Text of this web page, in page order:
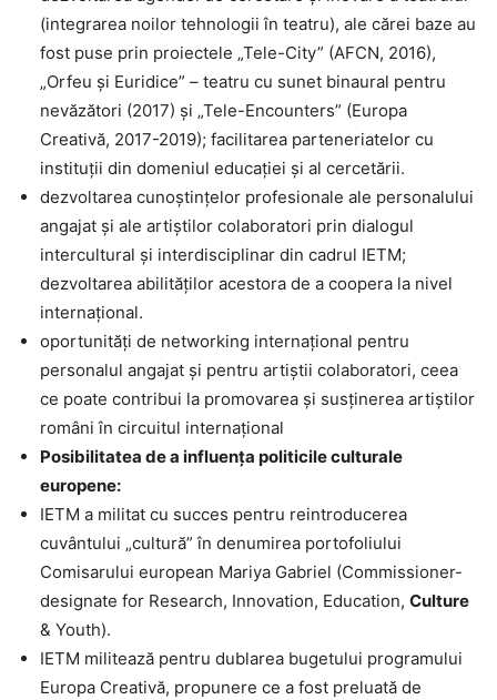
(integrarea noilor tehnologii în teatru), ale cărei baze au
fost puse prin proiectele „Tele-City” (AFCN, 2016),
„Orfeu și Euridice” – teatru cu sunet binaural pentru
nevăzători (2017) și „Tele-Encounters” (Europa
Creativă, 2017-2019); facilitarea parteneriatelor cu
instituții din domeniul educației și al cercetării.
dezvoltarea cunoștințelor profesionale ale personalului
angajat și ale artiștilor colaboratori prin dialogul
intercultural și interdisciplinar din cadrul IETM;
dezvoltarea abilităților acestora de a coopera la nivel
internațional.
oportunități de networking internațional pentru
personalul angajat și pentru artiștii colaboratori, ceea
ce poate contribui la promovarea și susținerea artiștilor
români în circuitul internațional
Posibilitatea de a influența politicile culturale
europene:
IETM a militat cu succes pentru reintroducerea
cuvântului „cultură” în denumirea portofoliului
Comisarului european Mariya Gabriel (Commissioner-
designate for Research, Innovation, Education, Culture
& Youth).
IETM militează pentru dublarea bugetului programului
Europa Creativă, propunere ce a fost preluată de